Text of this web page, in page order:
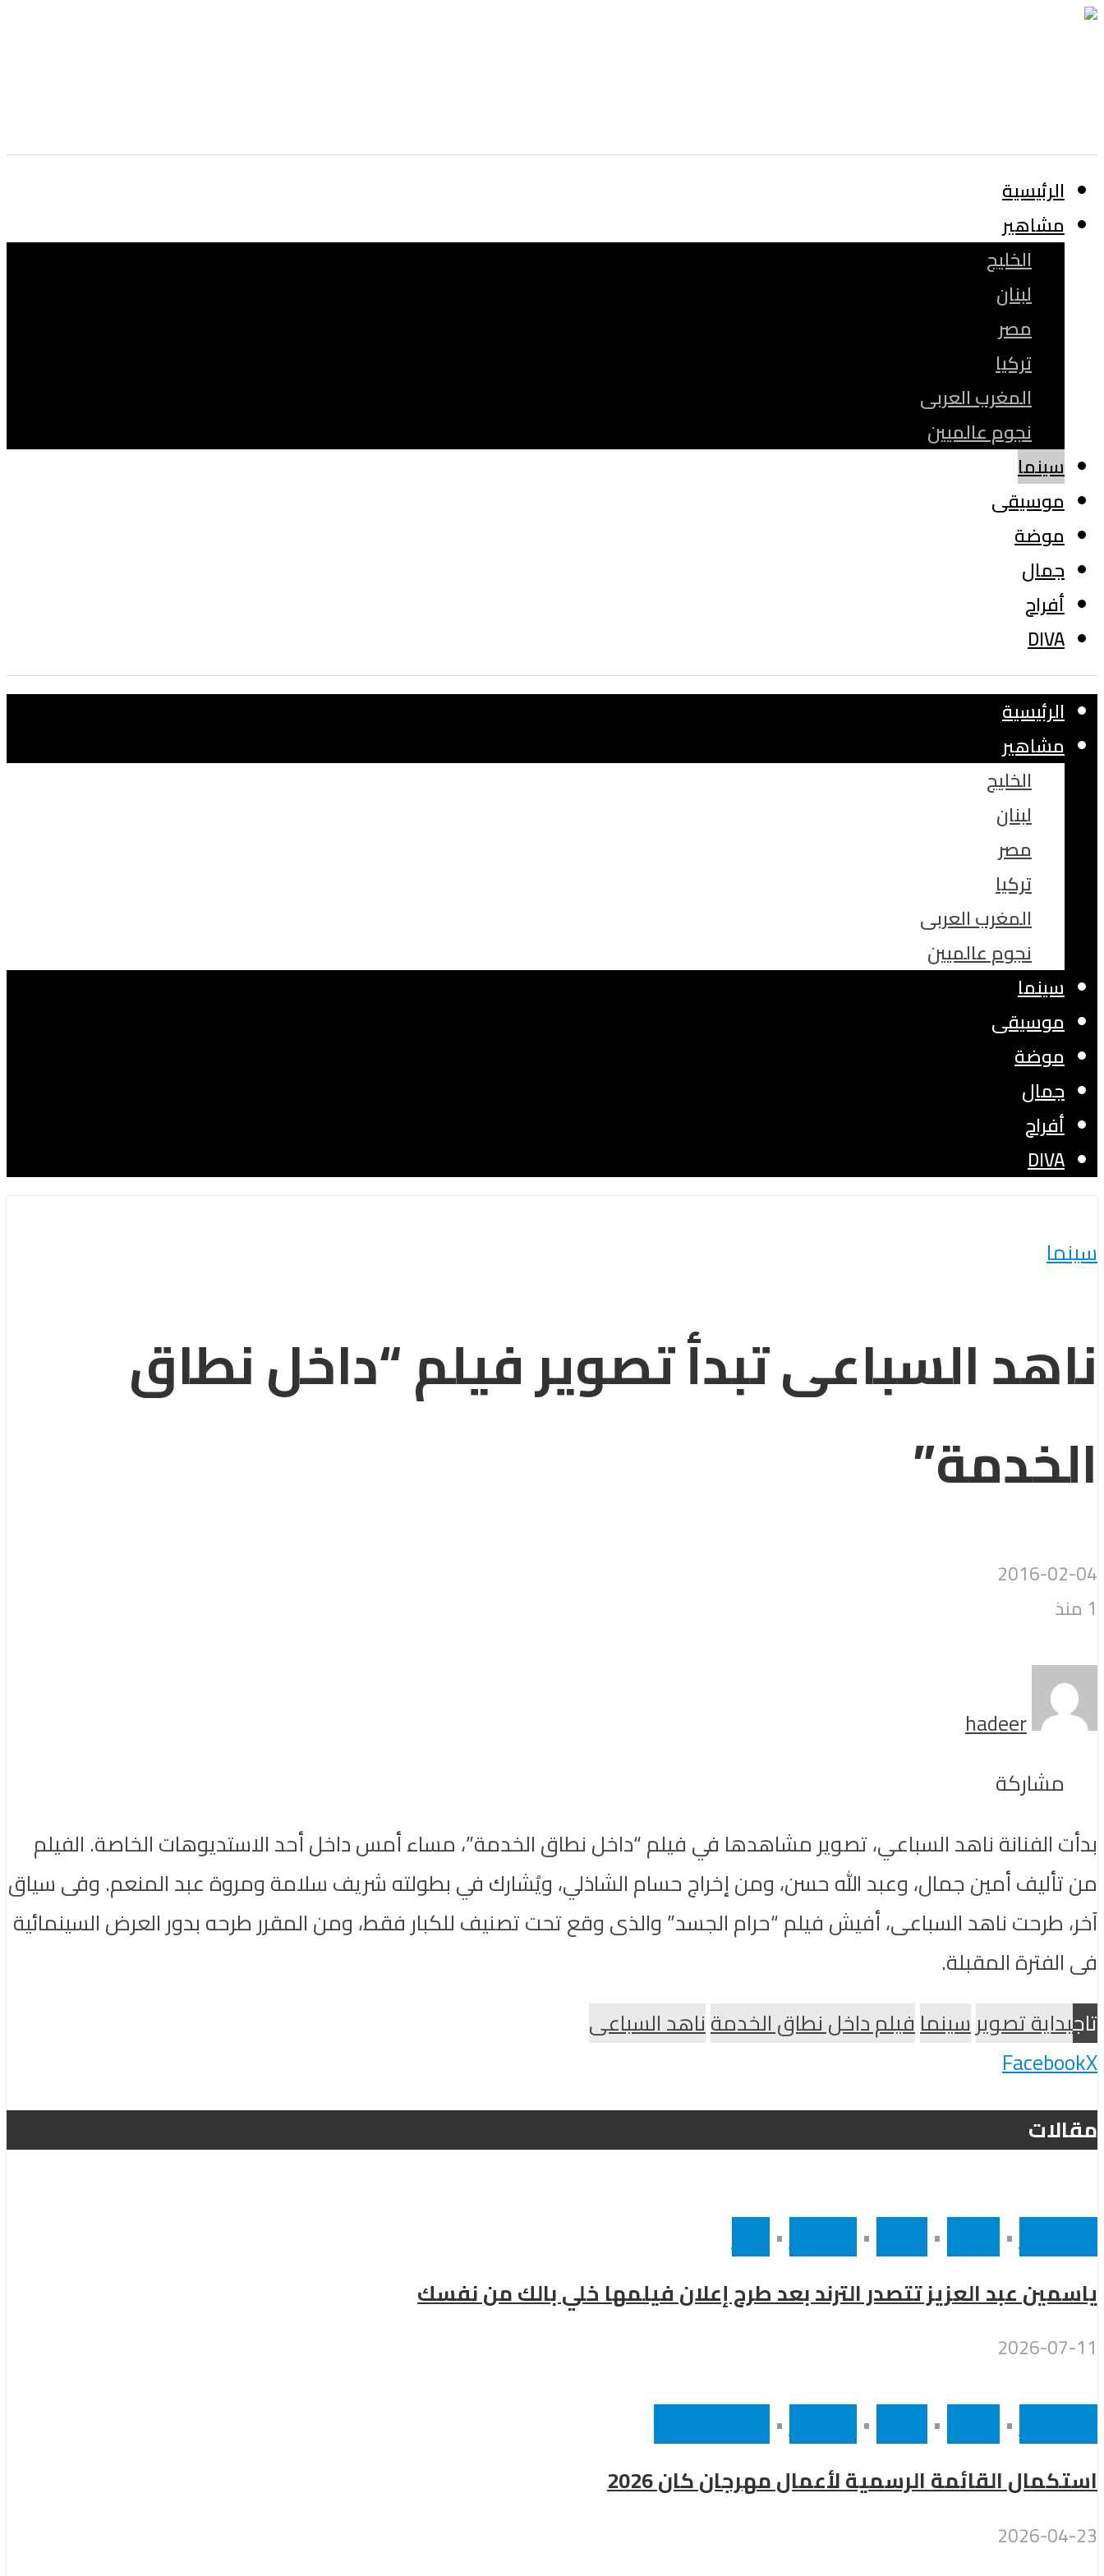
الرئيسية
مشاهير
الخليج
لبنان
مصر
تركيا
المغرب العربى
نجوم عالميين
سينما
موسيقى
موضة
جمال
أفراح
DIVA
الرئيسية
مشاهير
الخليج
لبنان
مصر
تركيا
المغرب العربى
نجوم عالميين
سينما
موسيقى
موضة
جمال
أفراح
DIVA
سينما
ناهد السباعى تبدأ تصوير فيلم “داخل نطاق
الخدمة”
2016-02-04
1 منذ
hadeer
مشاركة
بدأت الفنانة ناهد السباعي، تصوير مشاهدها في فيلم “داخل نطاق الخدمة”، مساء أمس داخل أحد الاستديوهات الخاصة. الفيلم
من تأليف أمين جمال، وعبد الله حسن، ومن إخراج حسام الشاذلي، ويُشارك في بطولته شريف سلامة ومروة عبد المنعم. وفى سياق
آخر، طرحت ناهد السباعى، أفيش فيلم “حرام الجسد” والذى وقع تحت تصنيف للكبار فقط، ومن المقرر طرحه بدور العرض السينمائية
فى الفترة المقبلة.
تاجبداية تصويرسينمافيلم داخل نطاق الخدمةناهد السباعى
FacebookX
مقالات
•
•
•
•
ياسمين عبد العزيز تتصدر الترند بعد طرح إعلان فيلمها خلي بالك من نفسك
2026-07-11
•
•
•
•
استكمال القائمة الرسمية لأعمال مهرجان كان 2026
2026-04-23